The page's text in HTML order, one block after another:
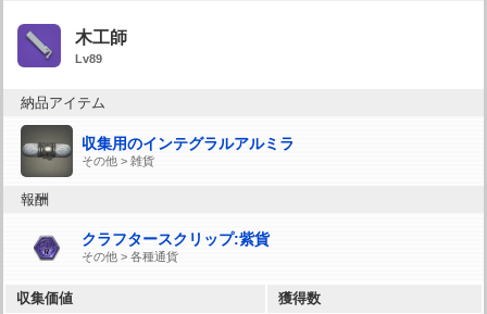
木工師
Lv89
納品アイテム
収集用のインテグラルアルミラ
その他 > 雑貨
報酬
クラフタースクリップ:紫貨
その他 > 各種通貨
収集価値
獲得数